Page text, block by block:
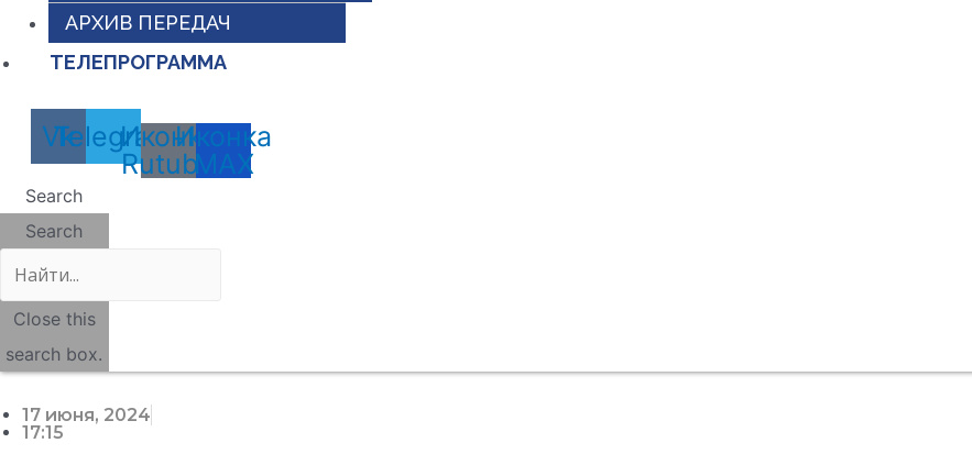
АРХИВ ПЕРЕДАЧ
ТЕЛЕПРОГРАММА
Vk
Telegram
Иконка
Rutube
Иконка
MAX
Search
Search
Close this
search box.
17 июня, 2024
17:15